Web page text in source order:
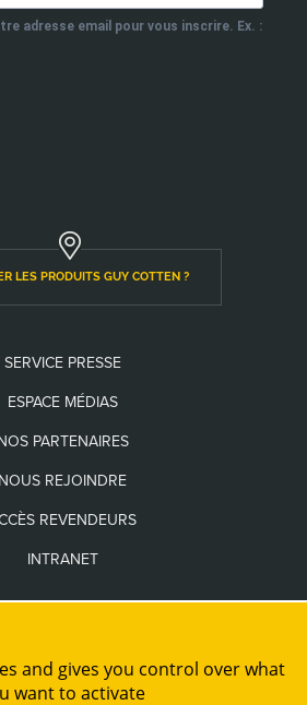
adresse email pour vous inscrire. Ex. :
LES PRODUITS GUY COTTEN ?
SERVICE PRESSE
ESPACE MÉDIAS
PARTENAIRES
NOUS REJOINDRE
REVENDEURS
INTRANET
and gives you control over what
want to activate